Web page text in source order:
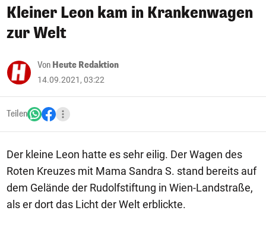
Kleiner Leon kam in Krankenwagen
zur Welt
Von Heute Redaktion
14.09.2021, 03:22
Teilen
Der kleine Leon hatte es sehr eilig. Der Wagen des
Roten Kreuzes mit Mama Sandra S. stand bereits auf
dem Gelände der Rudolfstiftung in Wien-Landstraße,
als er dort das Licht der Welt erblickte.